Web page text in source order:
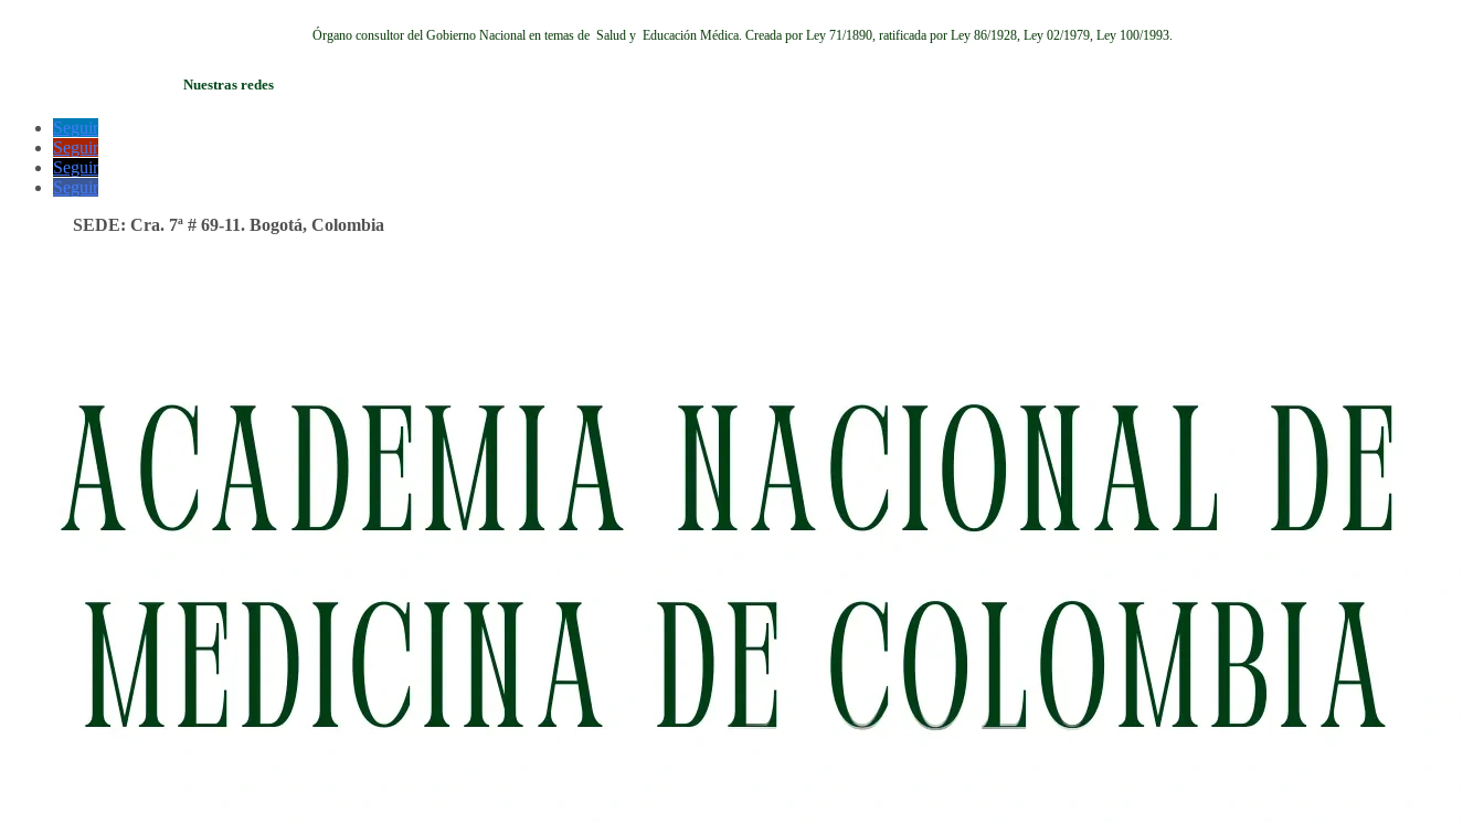
Órgano consultor del Gobierno Nacional en temas de Salud y Educación Médica. Creada por Ley 71/1890, ratificada por Ley 86/1928, Ley 02/1979, Ley 100/1993.
Nuestras redes
Seguir
Seguir
Seguir
Seguir
SEDE: Cra. 7ª # 69-11. Bogotá, Colombia